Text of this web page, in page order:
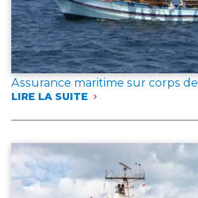
Assurance maritime sur corps
LIRE LA SUITE
:
SUR
CORPS
DE
NAVIRES
DE